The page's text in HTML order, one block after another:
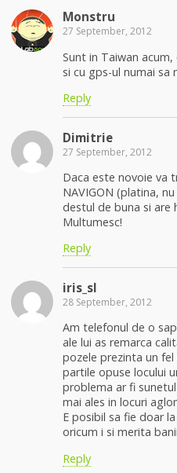
Monstru
27 September, 2012
Sunt in Taiwan
si cu gps-ul numai
Reply
Dimitrie
27 September, 2012
Daca este novoie va
NAVIGON (platina,
destul de buna si are
Multumesc!
Reply
iris_sl
28 September, 2012
Am telefonul de o
ale lui as remarca
pozele prezinta un
partile opuse locului
problema ar fi
mai ales in locuri
E posibil sa fie doar
oricum i si merita
Reply